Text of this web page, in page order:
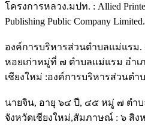
โครงการหลวง.มปท. : Allied
Publishing Public Company
องค์การบริหารส่วนตำบลแม่แรม
หอยเก่าหมู่ที่ ๗ ตำบลแม่แรม อำเ
เชียงใหม่ :องค์การบริหารส่วนตำ
นายจิน, อายุ ๖๔ ปี, ๔๕ หมู่ ๗ ตำ
จังหวัดเชียงใหม่,สัมภาษณ์ : ๖ สิ